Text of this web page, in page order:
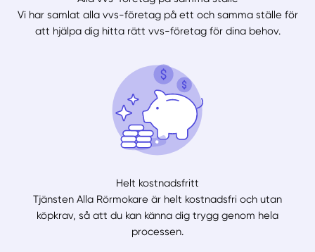
Vi har samlat alla vvs-företag på ett och samma ställe för
att hjälpa dig hitta rätt vvs-företag för dina behov.
Helt kostnadsfritt
Tjänsten Alla Rörmokare är helt kostnadsfri och utan
köpkrav, så att du kan känna dig trygg genom hela
processen.